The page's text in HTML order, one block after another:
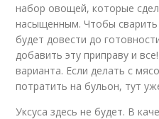
набор овощей, которые
насыщенным. Чтобы
будет довести до
добавить эту приправу и
варианта. Если делать с
потратить на бульон, тут
Уксуса здесь не будет. В